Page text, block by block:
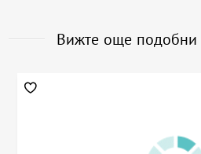
Вижте още подобни